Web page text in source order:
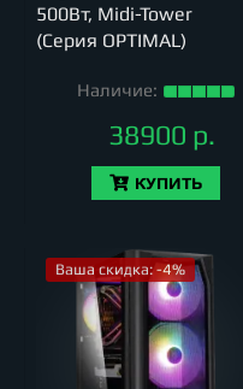
500Вт, Midi-Tower
(Серия OPTIMAL)
Наличие:
38900 р.
КУПИТЬ
Ваша скидка: -4%